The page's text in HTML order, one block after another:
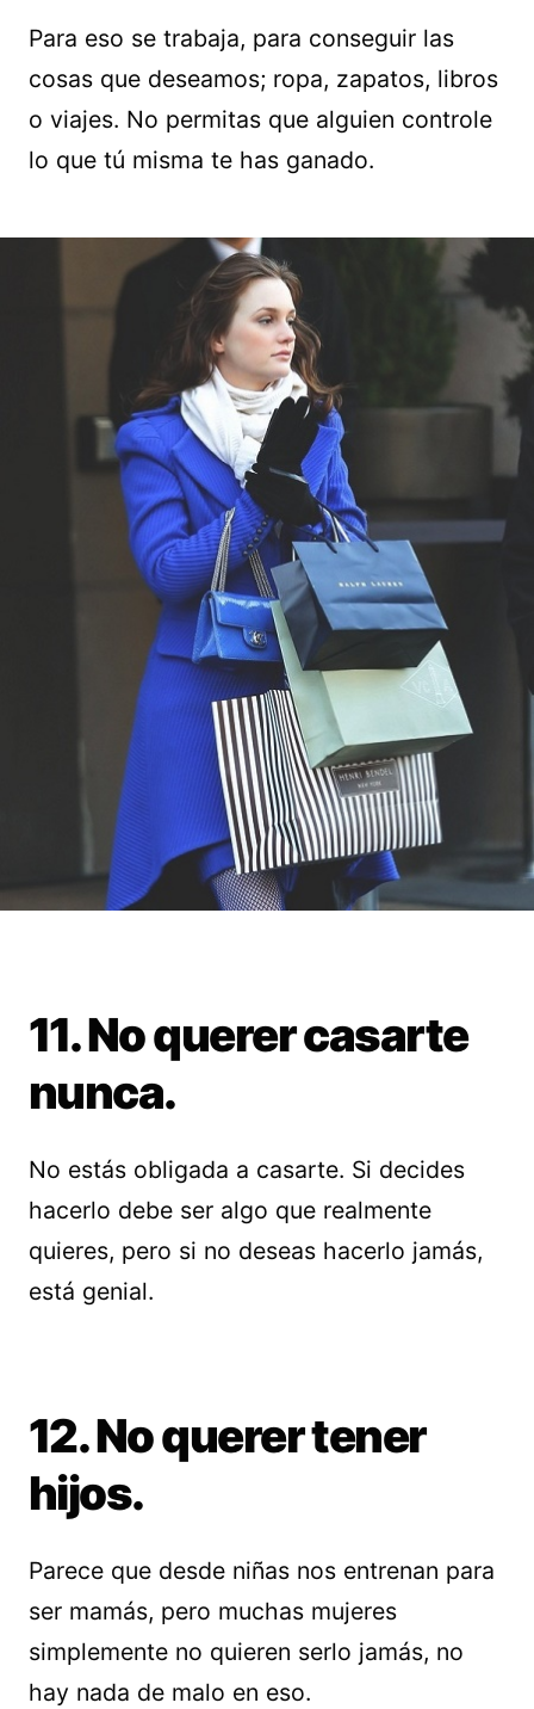
Para eso se trabaja, para conseguir las
cosas que deseamos; ropa, zapatos, libros
o viajes. No permitas que alguien controle
lo que tú misma te has ganado.
11. No querer casarte
nunca.
No estás obligada a casarte. Si decides
hacerlo debe ser algo que realmente
quieres, pero si no deseas hacerlo jamás,
está genial.
12. No querer tener
hijos.
Parece que desde niñas nos entrenan para
ser mamás, pero muchas mujeres
simplemente no quieren serlo jamás, no
hay nada de malo en eso.